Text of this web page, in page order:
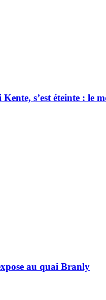
s’est éteinte : le
au quai Branly